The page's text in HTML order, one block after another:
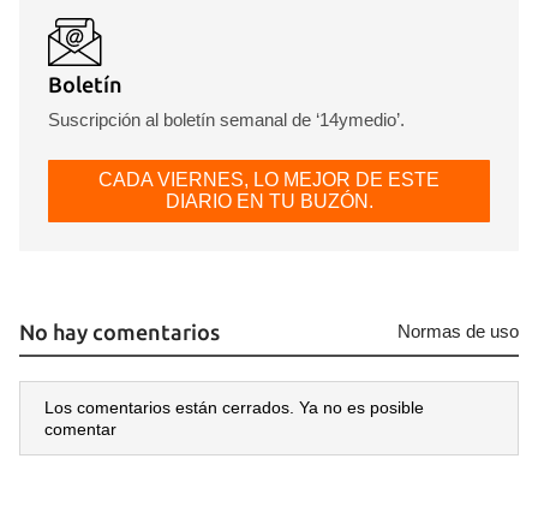
Boletín
Suscripción al boletín semanal de ‘14ymedio’.
CADA VIERNES, LO MEJOR DE ESTE
DIARIO EN TU BUZÓN.
No hay comentarios Normas de uso
Los comentarios están cerrados. Ya no es posible
comentar